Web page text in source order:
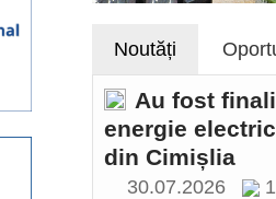
Noutăți
Au fost
energie
din Cimișlia
30.07.2026